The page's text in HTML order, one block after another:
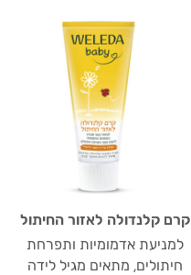
קרם קלנדולה לאזור החיתול
למניעת אדמומיות ותפרחת
חיתולים, מתאים מגיל לידה